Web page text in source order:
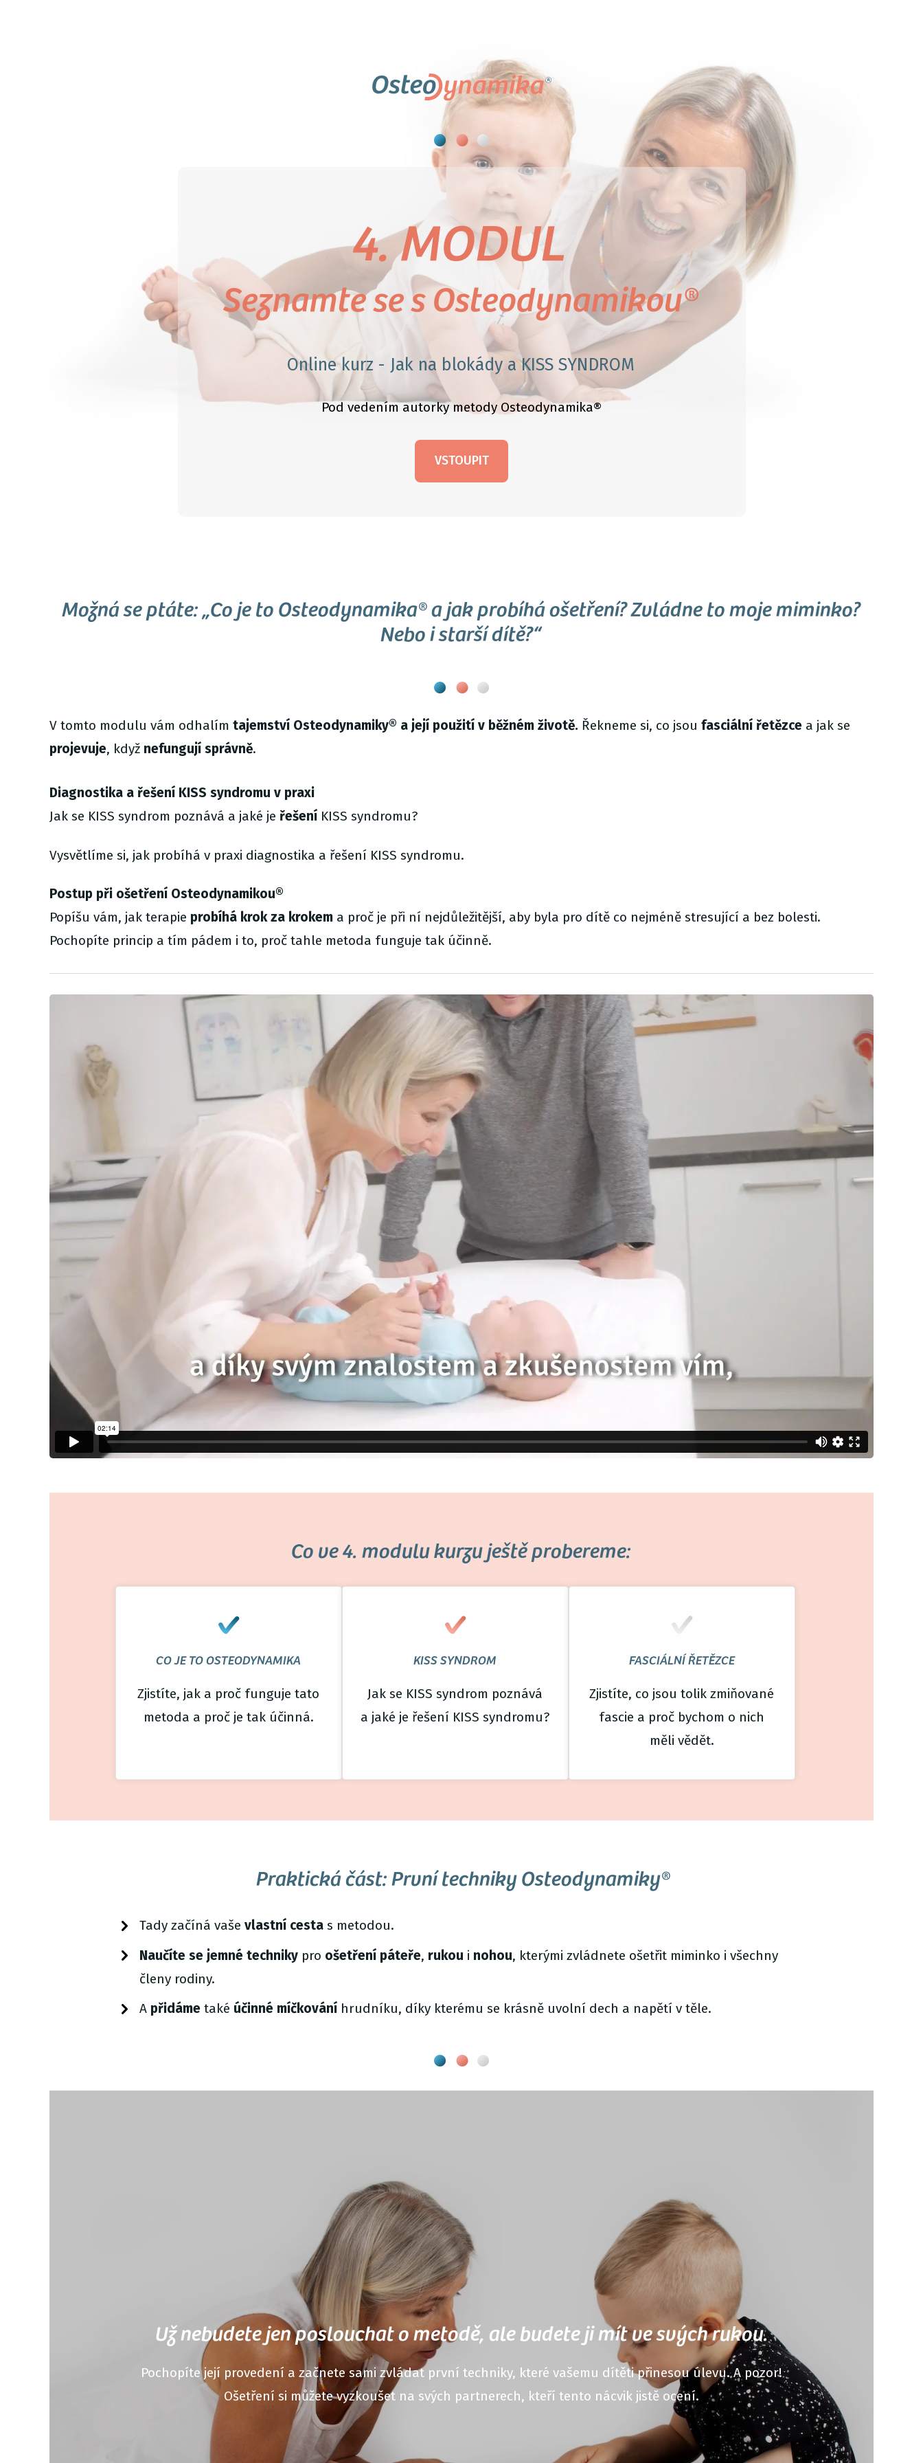
4. MODUL
Seznamte se s Osteodynamikou®
Online kurz - Jak na blokády a KISS SYNDROM
Pod vedením autorky metody Osteodynamika®
VSTOUPIT
Možná se ptáte: „Co je to Osteodynamika® a jak probíhá ošetření? Zvládne to moje miminko?
Nebo i starší dítě?“
V tomto modulu vám odhalím tajemství Osteodynamiky® a její použití v běžném životě. Řekneme si, co jsou fasciální řetězce a jak se
projevuje, když nefungují správně.
Diagnostika a řešení KISS syndromu v praxi
Jak se KISS syndrom poznává a jaké je řešení KISS syndromu?
Vysvětlíme si, jak probíhá v praxi diagnostika a řešení KISS syndromu.
Postup při ošetření Osteodynamikou®
Popíšu vám, jak terapie probíhá krok za krokem a proč je při ní nejdůležitější, aby byla pro dítě co nejméně stresující a bez bolesti.
Pochopíte princip a tím pádem i to, proč tahle metoda funguje tak účinně.
Co ve 4. modulu kurzu ještě probereme:
CO JE TO OSTEODYNAMIKA
Zjistíte, jak a proč funguje tato
metoda a proč je tak účinná.
KISS SYNDROM
Jak se KISS syndrom poznává
a jaké je řešení KISS syndromu?
FASCIÁLNÍ ŘETĚZCE
Zjistíte, co jsou tolik zmiňované
fascie a proč bychom o nich
měli vědět.
Praktická část: První techniky Osteodynamiky®
Tady začíná vaše vlastní cesta s metodou.
Naučíte se jemné techniky pro ošetření páteře, rukou i nohou, kterými zvládnete ošetřit miminko i všechny
členy rodiny.
A přidáme také účinné míčkování hrudníku, díky kterému se krásně uvolní dech a napětí v těle.
Už nebudete jen poslouchat o metodě, ale budete ji mít ve svých rukou.
Pochopíte její provedení a začnete sami zvládat první techniky, které vašemu dítěti přinesou úlevu. A pozor!
Ošetření si můžete vyzkoušet na svých partnerech, kteří tento nácvik jistě ocení.